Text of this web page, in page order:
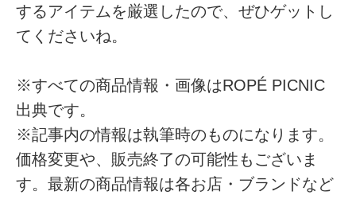
するアイテムを厳選したので、ぜひゲットし
てくださいね。
※すべての商品情報・画像はROPÉ PICNIC
出典です。
※記事内の情報は執筆時のものになります。
価格変更や、販売終了の可能性もございま
す。最新の商品情報は各お店・ブランドなど